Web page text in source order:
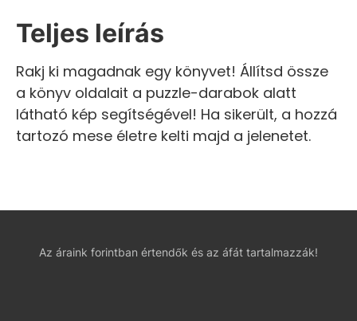
Teljes leírás
Rakj ki magadnak egy könyvet! Állítsd össze
a könyv oldalait a puzzle-darabok alatt
látható kép segítségével! Ha sikerült, a hozzá
tartozó mese életre kelti majd a jelenetet.
Az áraink forintban értendők és az áfát tartalmazzák!